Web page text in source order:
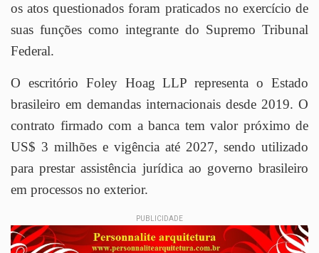
os atos questionados foram praticados no exercício de
suas funções como integrante do Supremo Tribunal
Federal.
O escritório Foley Hoag LLP representa o Estado
brasileiro em demandas internacionais desde 2019. O
contrato firmado com a banca tem valor próximo de
US$ 3 milhões e vigência até 2027, sendo utilizado
para prestar assistência jurídica ao governo brasileiro
em processos no exterior.
PUBLICIDADE